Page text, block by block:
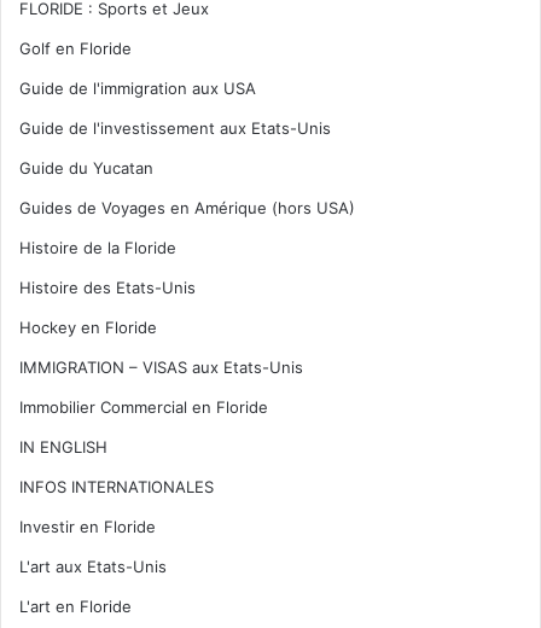
FLORIDE : Sports et Jeux
Golf en Floride
Guide de l'immigration aux USA
Guide de l'investissement aux Etats-Unis
Guide du Yucatan
Guides de Voyages en Amérique (hors USA)
Histoire de la Floride
Histoire des Etats-Unis
Hockey en Floride
IMMIGRATION – VISAS aux Etats-Unis
Immobilier Commercial en Floride
IN ENGLISH
INFOS INTERNATIONALES
Investir en Floride
L'art aux Etats-Unis
L'art en Floride